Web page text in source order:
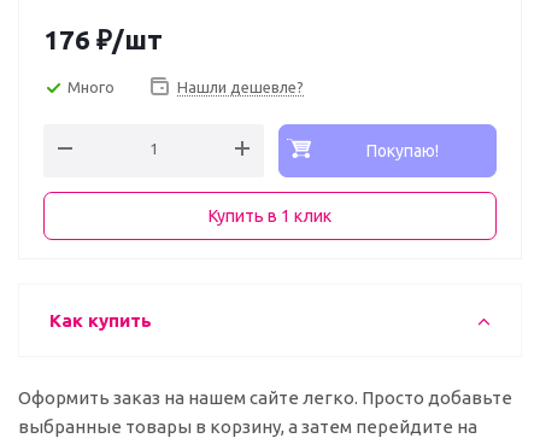
176 ₽/шт
Много Нашли дешевле?
Покупаю!
Купить в 1 клик
Как купить
Оформить заказ на нашем сайте легко. Просто добавьте
выбранные товары в корзину, а затем перейдите на